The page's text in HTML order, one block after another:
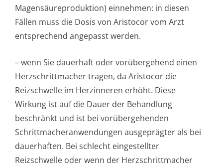
Magensäurepro­duktion) einnehmen: in diesen
Fällen muss die Dosis von Aristocor vom Arzt
entsprechend angepasst werden.
– wenn Sie dauerhaft oder vorübergehend einen
Herzschrittmacher tragen, da Aristocor die
Reizschwelle im Herzinneren erhöht. Diese
Wirkung ist auf die Dauer der Behandlung
beschränkt und ist bei vorübergehenden
Schrittmacheran­wendungen ausgeprägter als bei
dauerhaften. Bei schlecht eingestellter
Reizschwelle oder wenn der Herzschrittmacher